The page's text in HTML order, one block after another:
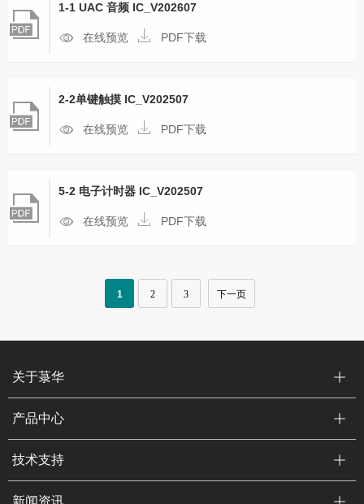
1-1 UAC 音频 IC_V202607
在线预览 PDF下载
2-2单键触摸 IC_V202507
在线预览 PDF下载
5-2 电子计时器 IC_V202507
在线预览 PDF下载
1 2 3 下一页
关于菉华
产品中心
技术支持
新闻资讯